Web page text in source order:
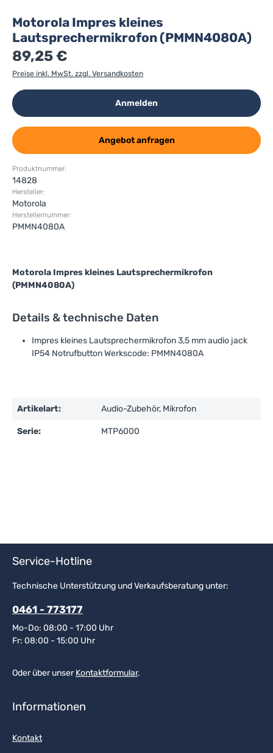
Motorola Impres kleines
Lautsprechermikrofon (PMMN4080A)
89,25 €
Preise inkl. MwSt. zzgl. Versandkosten
Anmelden
Angebot anfragen
Produktnummer:
14828
Hersteller:
Motorola
Herstellernummer:
PMMN4080A
Motorola Impres kleines Lautsprechermikrofon
(PMMN4080A)
Details & technische Daten
Impres kleines Lautsprechermikrofon 3,5 mm audio jack
IP54 Notrufbutton Werkscode: PMMN4080A
Artikelart: Audio-Zubehör, Mikrofon
Serie: MTP6000
Service-Hotline
Technische Unterstützung und Verkaufsberatung unter:
0461 - 773177
Mo-Do: 08:00 - 17:00 Uhr
Fr: 08:00 - 15:00 Uhr
Oder über unserKontaktformular.
Informationen
Kontakt